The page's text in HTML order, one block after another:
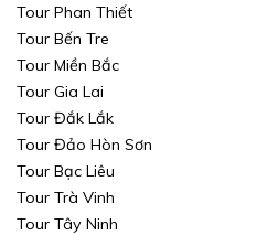
Tour Phan Thiết
Tour Bến Tre
Tour Miền Bắc
Tour Gia Lai
Tour Đắk Lắk
Tour Đảo Hòn Sơn
Tour Bạc Liêu
Tour Trà Vinh
Tour Tây Ninh